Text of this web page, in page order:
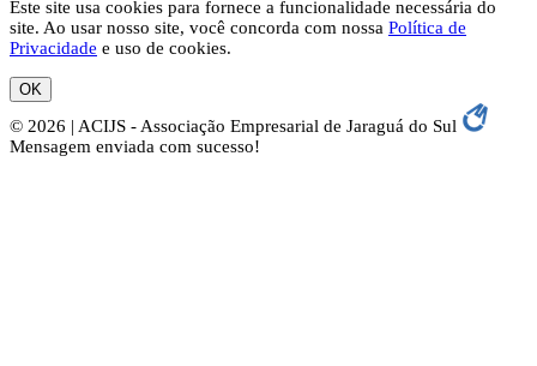
Este site usa cookies para fornece a funcionalidade necessária do
site. Ao usar nosso site, você concorda com nossa Política de
Privacidade e uso de cookies.
OK
© 2026 | ACIJS - Associação Empresarial de Jaraguá do Sul
Mensagem enviada com sucesso!